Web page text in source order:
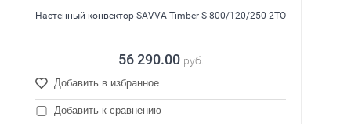
Настенный конвектор SAVVA Timber S 800/120/250 2ТО
56 290.00 руб.
Добавить в избранное
Добавить к сравнению